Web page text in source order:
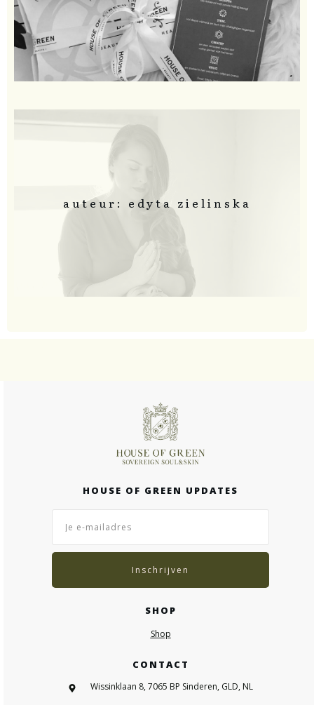
auteur: edyta zielinska
HOUSE OF GREEN UPDATES
Inschrijven
SHOP
Shop
CONTACT
Wissinklaan 8, 7065 BP Sinderen, GLD, NL